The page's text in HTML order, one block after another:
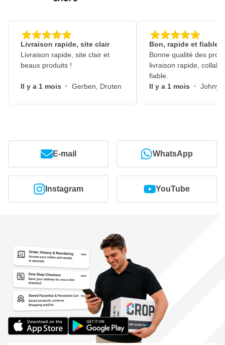
Livraison rapide, site clair
Livraison rapide, site clair et
beaux produits !
Il y a 1 mois · Gerben, Druten
Bon, rapide et fiable
Bonne qualité des
livraison rapide,
fiable.
Il y a 1 mois · Johny,
E-mail WhatsApp
Instagram YouTube